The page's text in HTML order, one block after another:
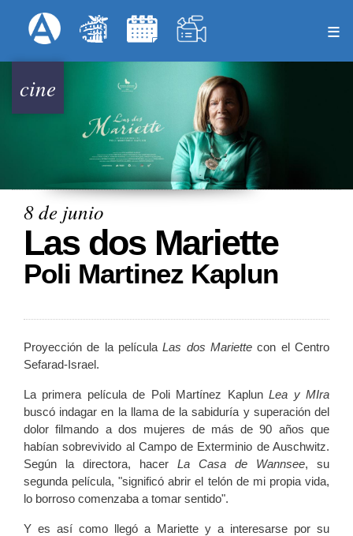
al
Menú Superior
cine
8 de junio
Las dos Mariette
Poli Martinez Kaplun
Proyección de la películaLas dos Mariette con el Centro
Sefarad-Israel.
La primera película de Poli Martínez KaplunLea y MIra
buscó indagar en la llama de la sabiduría y superación del
dolor filmando a dos mujeres de más de 90 años que
habían sobrevivido al Campo de Exterminio de Auschwitz.
Según la directora, hacer La Casa de Wannsee, su
segunda película, "significó abrir el telón de mi propia vida,
lo borroso comenzaba a tomar sentido".
Y es así como llegó a Mariette y a interesarse por su